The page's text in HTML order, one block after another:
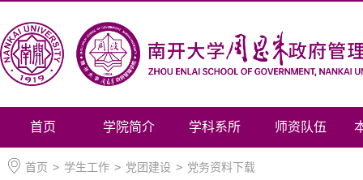
首页 学院简介 学科系所 师资队伍
首页 > 学生工作 > 党团建设 > 党务资料下载